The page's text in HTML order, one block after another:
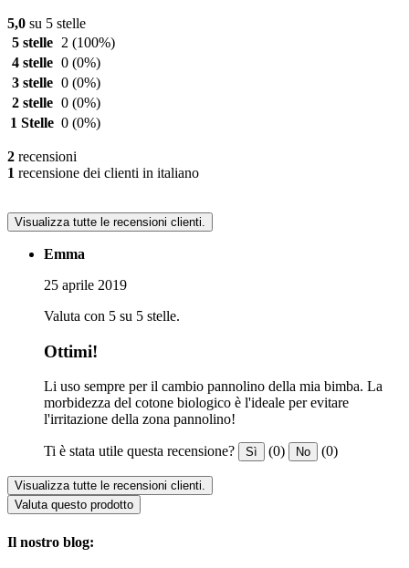
5,0 su 5 stelle
5 stelle
2 (100%)
4 stelle 0 (0%)
3 stelle 0 (0%)
2 stelle 0 (0%)
1 Stelle 0 (0%)
2 recensioni
1 recensione dei clienti in italiano
Visualizza tutte le recensioni clienti.
Emma
25 aprile 2019
Valuta con 5 su 5 stelle.
Ottimi!
Li uso sempre per il cambio pannolino della mia bimba. La
morbidezza del cotone biologico è l'ideale per evitare
l'irritazione della zona pannolino!
Ti è stata utile questa recensione? Sì (0) No (0)
Visualizza tutte le recensioni clienti.
Valuta questo prodotto
Il nostro blog: